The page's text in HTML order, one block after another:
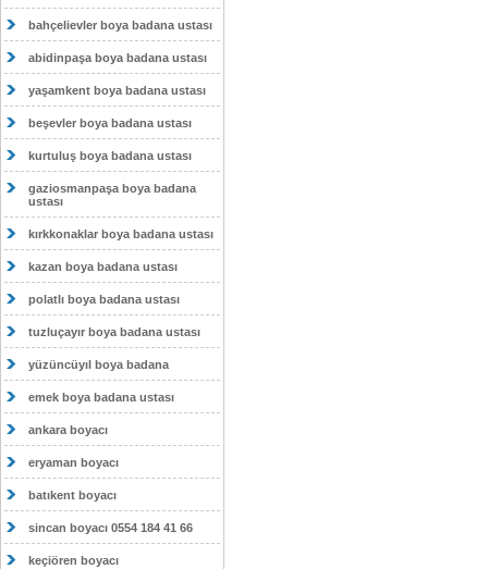
bahçelievler boya badana ustası
abidinpaşa boya badana ustası
yaşamkent boya badana ustası
beşevler boya badana ustası
kurtuluş boya badana ustası
gaziosmanpaşa boya badana
ustası
kırkkonaklar boya badana ustası
kazan boya badana ustası
polatlı boya badana ustası
tuzluçayır boya badana ustası
yüzüncüyıl boya badana
emek boya badana ustası
ankara boyacı
eryaman boyacı
batıkent boyacı
sincan boyacı 0554 184 41 66
keçiören boyacı